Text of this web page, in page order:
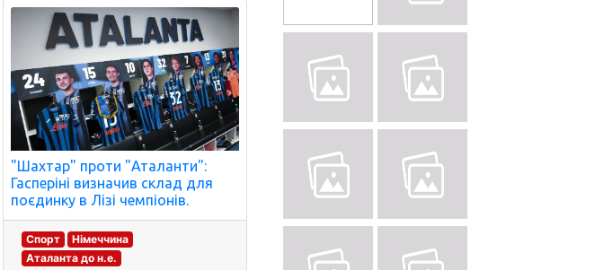
"Шахтар" проти "Аталанти":
Гасперіні визначив склад для
поєдинку в Лізі чемпіонів.
Спорт
Німеччина
Аталанта до н.е.